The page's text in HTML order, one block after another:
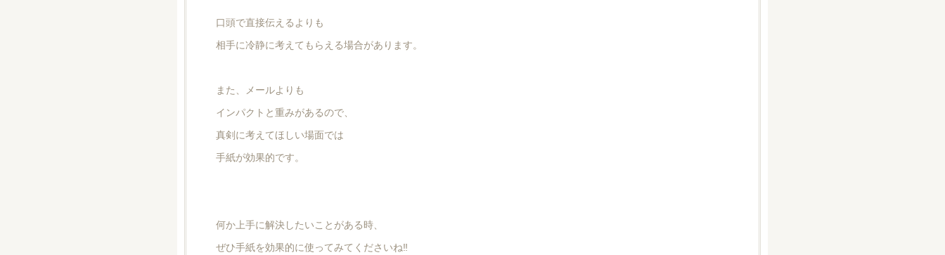
口頭で直接伝えるよりも
相手に冷静に考えてもらえる場合があります。
また、メールよりも
インパクトと重みがあるので、
真剣に考えてほしい場面では
手紙が効果的です。
何か上手に解決したいことがある時、
ぜひ手紙を効果的に使ってみてくださいね‼️